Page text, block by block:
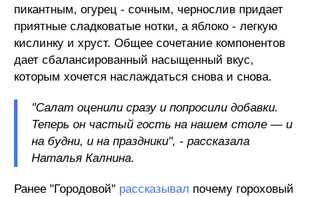
пикантным, огурец - сочным, чернослив придает
приятные сладковатые нотки, а яблоко - легкую
кислинку и хруст. Общее сочетание компонентов
дает сбалансированный насыщенный вкус,
которым хочется наслаждаться снова и снова.
"Салат оценили сразу и попросили добавки.
Теперь он частый гость на нашем столе — и
на будни, и на праздники", - рассказала
Наталья Калнина.
Ранее "Городовой" рассказывал почему гороховый